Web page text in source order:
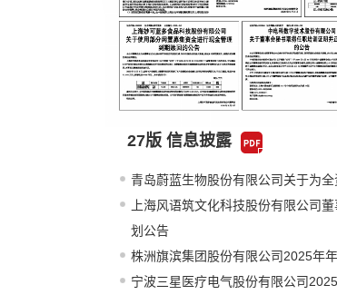
27版 信息披露
青岛蔚蓝生物股份有限公司关于为
上海风语筑文化科技股份有限公司
划公告
株洲旗滨集团股份有限公司2025年
宁波三星医疗电气股份有限公司